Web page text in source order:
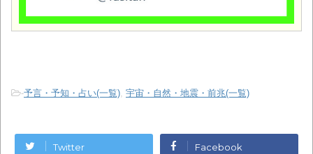
-予言・予知・占い(一覧), 宇宙・自然・地震・前兆(一覧)
Twitter Facebook